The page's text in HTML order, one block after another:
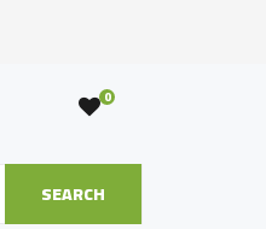
0
SEARCH